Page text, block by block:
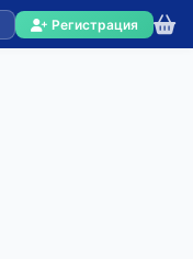
Регистрация